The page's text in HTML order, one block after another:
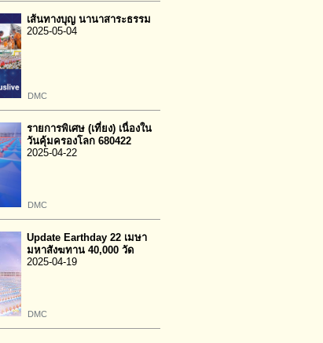
เส้นทางบุญ นานาสาระธรรม
2025-05-04
DMC
รายการพิเศษ (เที่ยง) เนื่องใน
วันคุ้มครองโลก 680422
2025-04-22
DMC
Update Earthday 22 เมษา
มหาสังฆทาน 40,000 วัด
2025-04-19
DMC